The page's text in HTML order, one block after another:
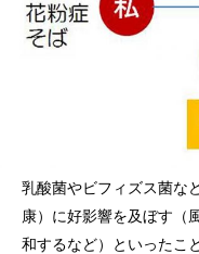
乳酸菌やビフィズス菌な
康）に好影響を及ぼす（
和するなど）といったこ